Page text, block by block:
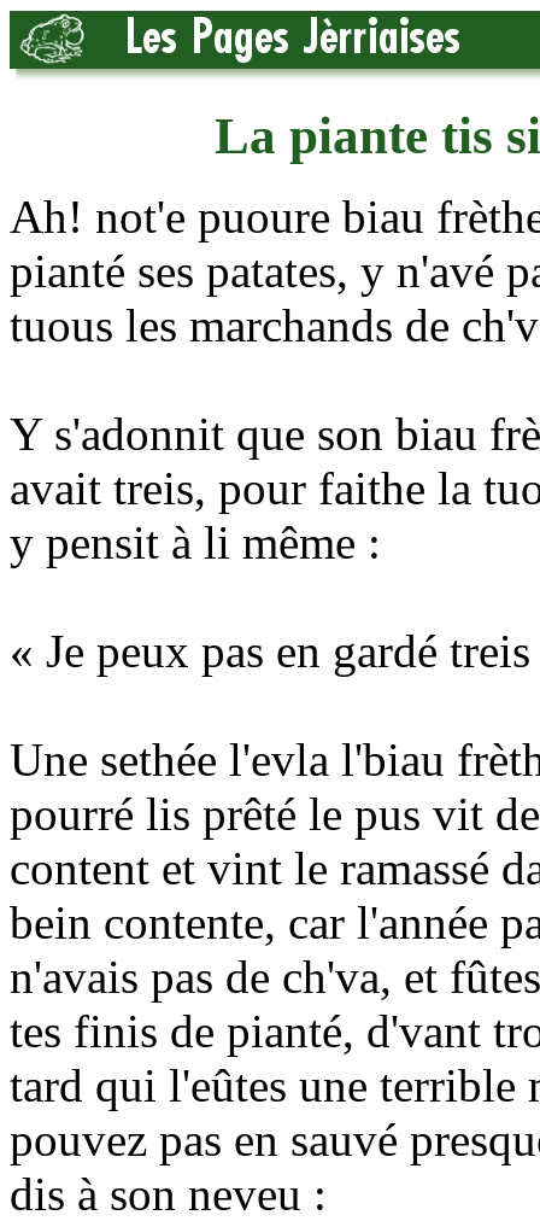
La piante tis
Ah! not'e puoure biau
pianté ses patates, y n'avé
tuous les marchands de
Y s'adonnit que son biau
avait treis, pour faithe la
y pensit à li même :
« Je peux pas en gardé
Une sethée l'evla l'biau
pourré lis prêté le pus vit
content et vint le ramassé
bein contente, car l'année
n'avais pas de ch'va, et
tes finis de pianté, d'vant
tard qui l'eûtes une terrible
pouvez pas en sauvé
dis à son neveu :